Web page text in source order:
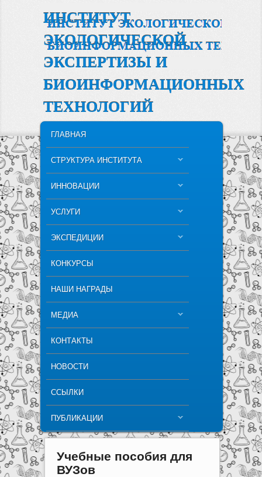
ИНСТИТУТ
ЭКОЛОГИЧЕСКОЙ
ЭКСПЕРТИЗЫ И
БИОИНФОРМАЦИОННЫХ
ТЕХНОЛОГИЙ
SKIP TO PRIMARY CONTENT
SKIP TO SECONDARY CONTENT
ГЛАВНАЯ
СТРУКТУРА ИНСТИТУТА
ИННОВАЦИИ
УСЛУГИ
ЭКСПЕДИЦИИ
КОНКУРСЫ
НАШИ НАГРАДЫ
МЕДИА
КОНТАКТЫ
НОВОСТИ
ССЫЛКИ
ПУБЛИКАЦИИ
Учебные пособия для
ВУЗов